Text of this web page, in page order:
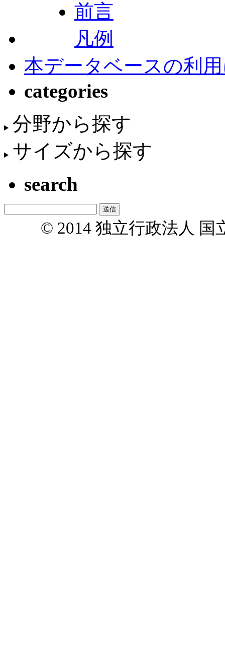
前言
凡例
本データベースの利
categories
分野から探す
サイズから探す
search
© 2014 独立行政法人 国